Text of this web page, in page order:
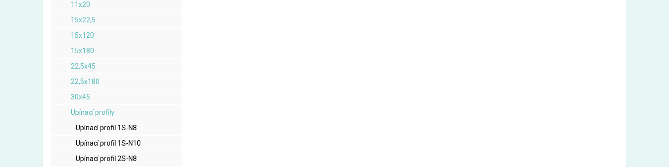
11x20
15x22,5
15x120
15x180
22,5x45
22,5x180
30x45
Upínací profily
Upínací profil 1S-N8
Upínací profil 1S-N10
Upínací profil 2S-N8